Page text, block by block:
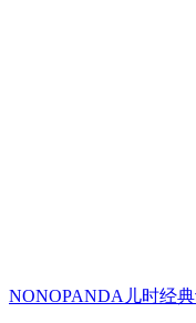
NONOPANDA儿时经